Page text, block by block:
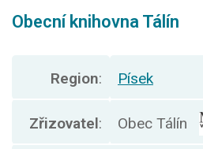
Obecní knihovna Tálín
Region: Písek
Zřizovatel: Obec Tálín